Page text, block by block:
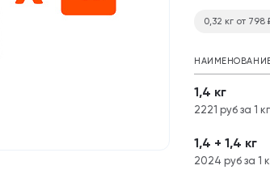
0,32 кг от 798
1,4 кг
2221 руб за 1 кг
1,4 + 1,4 кг
2024 руб за 1